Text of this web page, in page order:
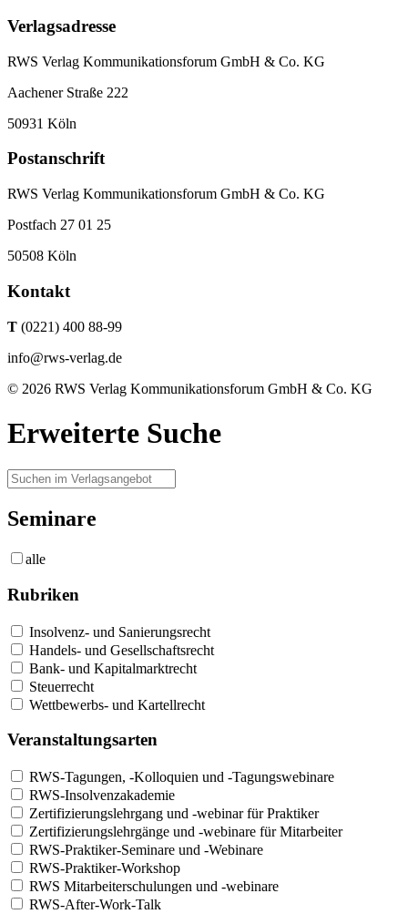
Verlagsadresse
RWS Verlag Kommunikationsforum GmbH & Co. KG
Aachener Straße 222
50931 Köln
Postanschrift
RWS Verlag Kommunikationsforum GmbH & Co. KG
Postfach 27 01 25
50508 Köln
Kontakt
T (0221) 400 88-99
info@rws-verlag.de
© 2026 RWS Verlag Kommunikationsforum GmbH & Co. KG
Erweiterte Suche
Seminare
alle
Rubriken
Insolvenz- und Sanierungsrecht
Handels- und Gesellschaftsrecht
Bank- und Kapitalmarktrecht
Steuerrecht
Wettbewerbs- und Kartellrecht
Veranstaltungsarten
RWS-Tagungen, -Kolloquien und -Tagungswebinare
RWS-Insolvenzakademie
Zertifizierungslehrgang und -webinar für Praktiker
Zertifizierungslehrgänge und -webinare für Mitarbeiter
RWS-Praktiker-Seminare und -Webinare
RWS-Praktiker-Workshop
RWS Mitarbeiterschulungen und -webinare
RWS-After-Work-Talk